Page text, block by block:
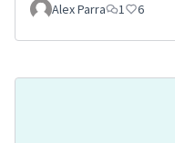
Alex Parra 1 6